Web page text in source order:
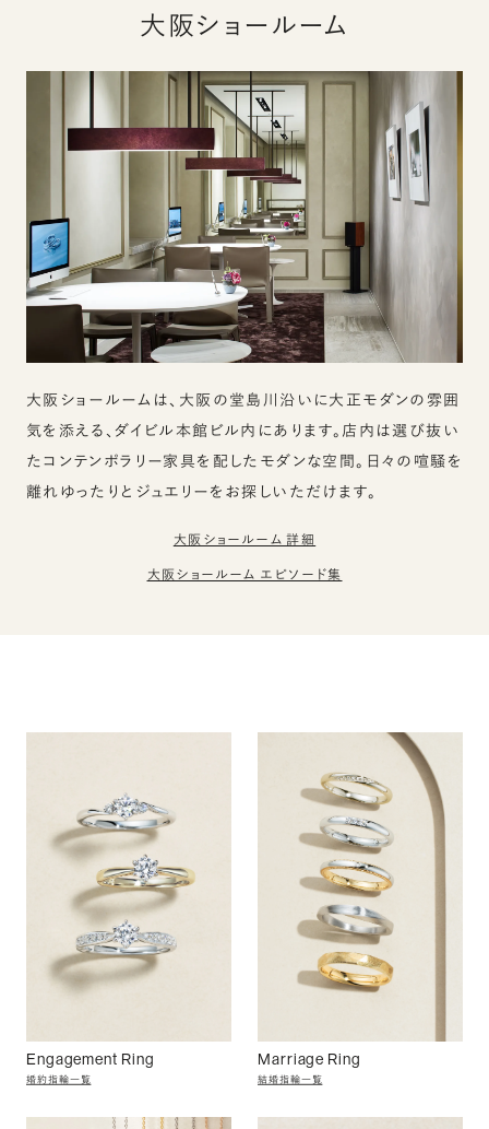
大阪ショールーム
大阪ショールームは、大阪の堂島川沿いに大正モダンの雰囲
気を添える、ダイビル本館ビル内にあります。店内は選び抜い
たコンテンポラリー家具を配したモダンな空間。日々の喧騒を
離れゆったりとジュエリーをお探しいただけます。
大阪ショールーム 詳細
大阪ショールーム エピソード集
Engagement Ring
婚約指輪一覧
Marriage Ring
結婚指輪一覧